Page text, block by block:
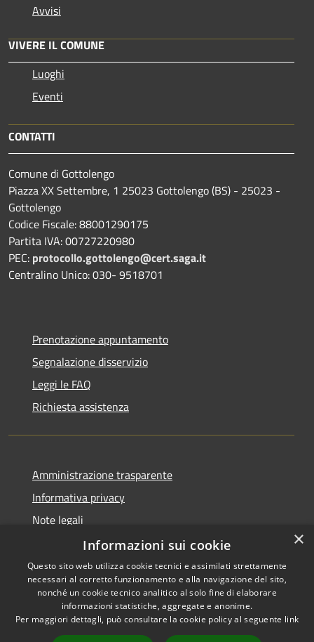
Avvisi
VIVERE IL COMUNE
Luoghi
Eventi
CONTATTI
Comune di Gottolengo
Piazza XX Settembre, 1 25023 Gottolengo (BS) - 25023 -
Gottolengo
Codice Fiscale: 88001290175
Partita IVA: 00727220980
PEC: protocollo.gottolengo@cert.saga.it
Centralino Unico: 030- 9518701
Prenotazione appuntamento
Segnalazione disservizio
Leggi le FAQ
Richiesta assistenza
Amministrazione trasparente
Informativa privacy
Note legali
Dichiarazione di accessibilità
RSS
Accessibilità
Copyright © 2026 • Comune di
Gottolengo • Powered by
×
Informazioni sui cookie
Questo sito web utilizza cookie tecnici e assimilati strettamente
necessari al corretto funzionamento e alla navigazione del sito,
nonché un cookie tecnico analitico al solo fine di elaborare
informazioni statistiche, aggregate e anonime.
Per maggiori dettagli, può consultare la cookie policy al seguente link